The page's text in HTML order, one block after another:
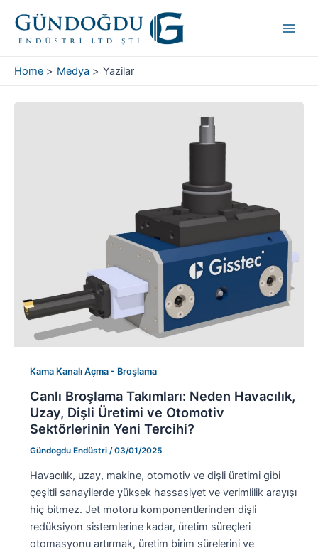
content
Home Medya Yazilar
Kama Kanalı Açma - Broşlama
Canlı Broşlama Takımları: Neden Havacılık,
Uzay, Dişli Üretimi ve Otomotiv
Sektörlerinin Yeni Tercihi?
Gündogdu Endüstri /03/01/2025
Havacılık, uzay, makine, otomotiv ve dişli üretimi gibi
çeşitli sanayilerde yüksek hassasiyet ve verimlilik arayışı
hiç bitmez. Jet motoru komponentlerinden dişli
redüksiyon sistemlerine kadar, üretim süreçleri
otomasyonu artırmak, üretim birim sürelerini ve